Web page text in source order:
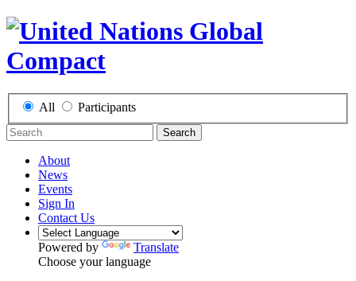
All Participants
Search
About
News
Events
Sign In
Contact Us
Powered by
Translate
Choose your language